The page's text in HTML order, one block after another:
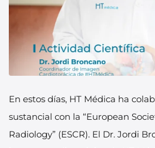
En estos días, HT Médica ha
sustancial con la “European
Radiology” (ESCR). El Dr. Jordi